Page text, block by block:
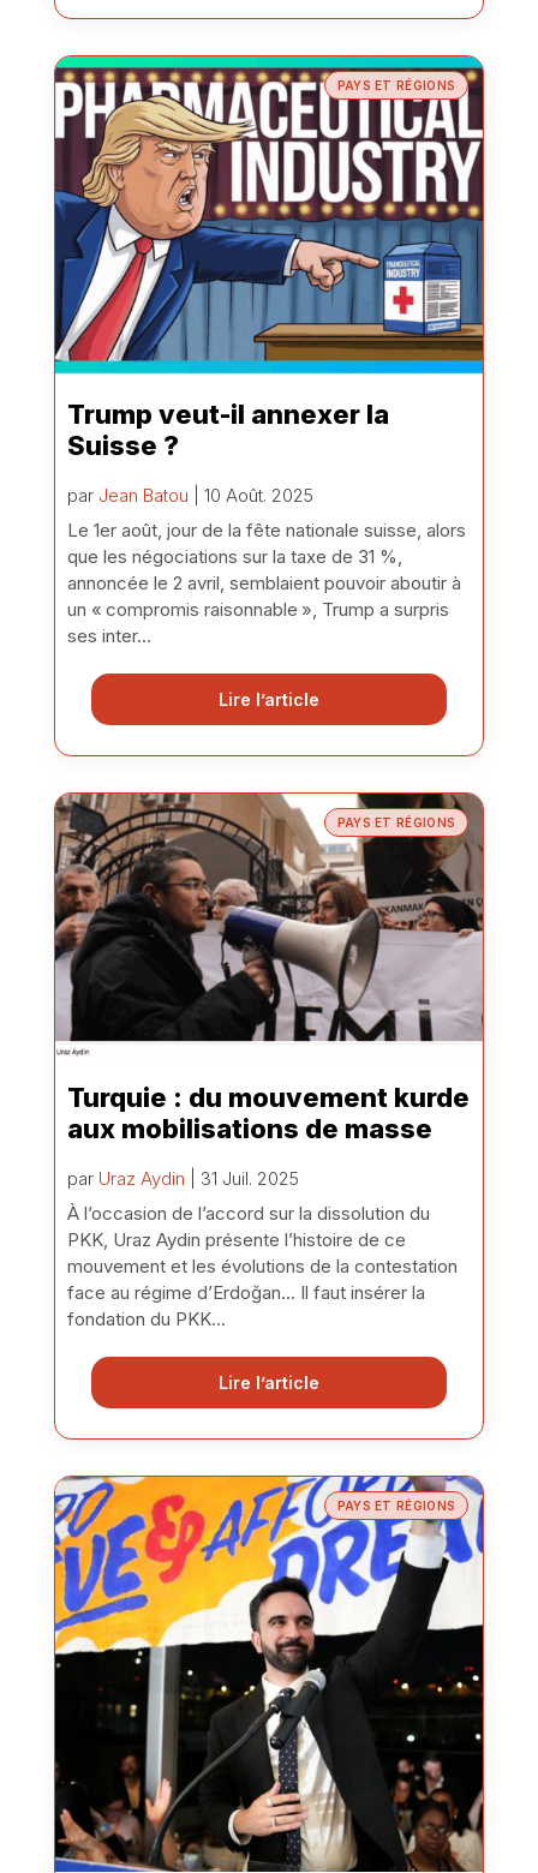
PAYS ET RÉGIONS
Trump veut-il annexer la
Suisse ?
par Jean Batou | 10 Août. 2025
Le 1er août, jour de la fête nationale suisse, alors
que les négociations sur la taxe de 31 %,
annoncée le 2 avril, semblaient pouvoir aboutir à
un « compromis raisonnable », Trump a surpris
ses inter...
Lire l’article
PAYS ET RÉGIONS
Turquie : du mouvement kurde
aux mobilisations de masse
par Uraz Aydin | 31 Juil. 2025
À l’occasion de l’accord sur la dissolution du
PKK, Uraz Aydin présente l’histoire de ce
mouvement et les évolutions de la contestation
face au régime d’Erdoğan... Il faut insérer la
fondation du PKK...
Lire l’article
PAYS ET RÉGIONS